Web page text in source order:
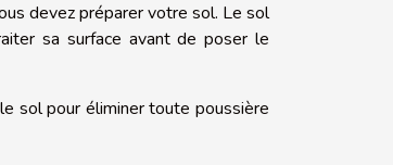
devez préparer votre sol. Le sol
sa surface avant de poser le
sol pour éliminer toute poussière